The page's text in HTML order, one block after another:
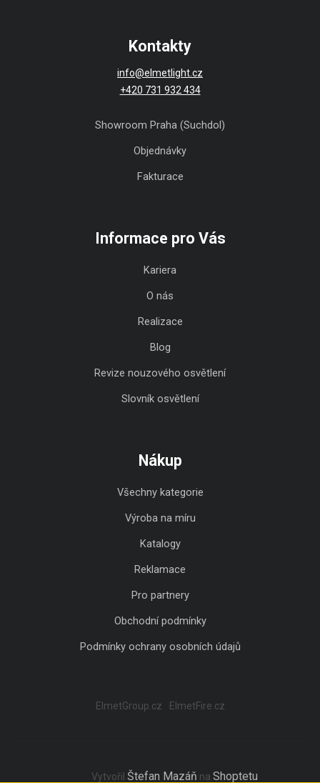
Kontakty
info@elmetlight.cz
+420 731 932 434
Showroom Praha (Suchdol)
Objednávky
Fakturace
Informace pro Vás
Kariera
O nás
Realizace
Blog
Revize nouzového osvětlení
Slovník osvětlení
Nákup
Všechny kategorie
Výroba na míru
Katalogy
Reklamace
Pro partnery
Obchodní podmínky
Podmínky ochrany osobních údajů
ElmetGroup.cz ElmetFire.cz
Vytvořil Štefan Mazáň na Shoptetu